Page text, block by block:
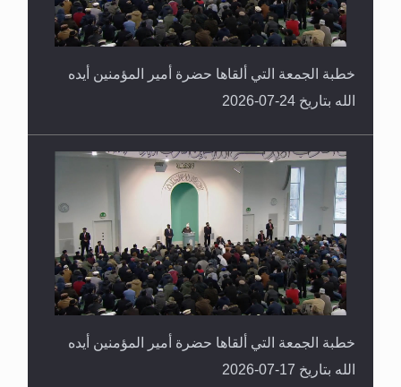
خطبة الجمعة التي ألقاها حضرة أمير المؤمنين أيده
الله بتاريخ 24-07-2026
خطبة الجمعة التي ألقاها حضرة أمير المؤمنين أيده
الله بتاريخ 17-07-2026